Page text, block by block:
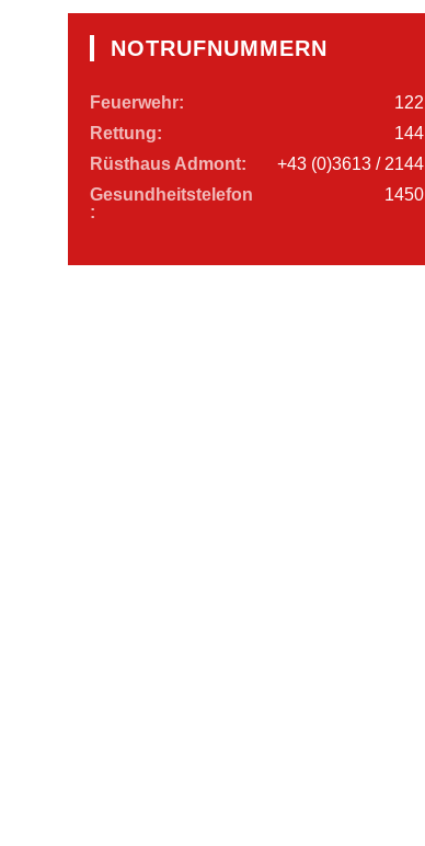
NOTRUFNUMMERN
Feuerwehr:
122
Rettung:
144
Rüsthaus Admont:
+43 (0)3613 / 2144
Gesundheitstelefon
:
1450